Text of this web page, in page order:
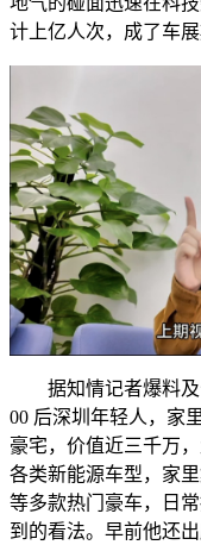
计上亿人次，成了车
据知情记者爆料
00 后深圳年轻人，家
豪宅，价值近三千万
各类新能源车型，家
等多款热门豪车，日
到的看法。早前他还